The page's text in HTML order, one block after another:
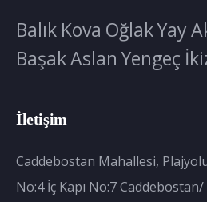
Balık Kova OğlakYay
BaşakAslan Yengeç
İletişim
Caddebostan Mahallesi,
No:4 İç Kapı No:7